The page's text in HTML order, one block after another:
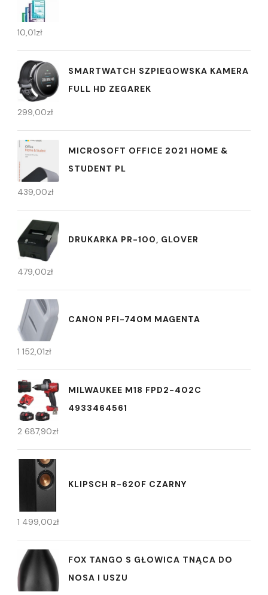
10,01zł
SMARTWATCH SZPIEGOWSKA KAMERA
FULL HD ZEGAREK
299,00zł
MICROSOFT OFFICE 2021 HOME &
STUDENT PL
439,00zł
DRUKARKA PR-100, GLOVER
479,00zł
CANON PFI-740M MAGENTA
1 152,01zł
MILWAUKEE M18 FPD2-402C
4933464561
2 687,90zł
KLIPSCH R-620F CZARNY
1 499,00zł
FOX TANGO S GŁOWICA TNĄCA DO
NOSA I USZU